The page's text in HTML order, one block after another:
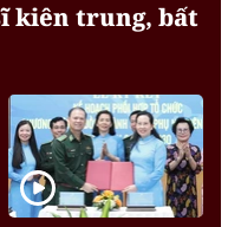
kiên trung, bất